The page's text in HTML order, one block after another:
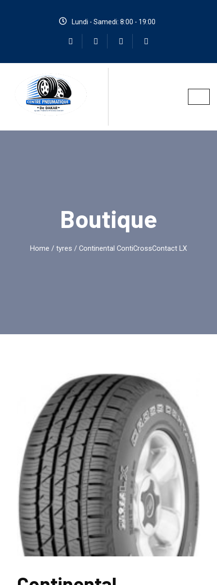
Lundi - Samedi: 8:00 - 19:00
Boutique
Home / tyres / Continental ContiCrossContact LX